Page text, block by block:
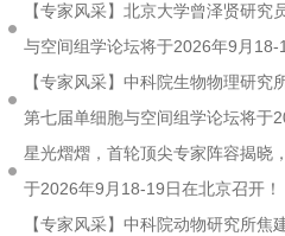
【专家风采】北京大学曾泽贤研
与空间组学论坛将于2026年9月18-
【专家风采】中科院生物物理研究
第七届单细胞与空间组学论坛将于
星光熠熠，首轮顶尖专家阵容揭晓
于2026年9月18-19日在北京召开！
【专家风采】中科院动物研究所